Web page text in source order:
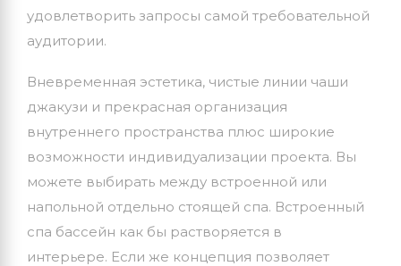
удовлетворить запросы самой требовательной
аудитории.
Вневременная эстетика, чистые линии чаши
джакузи и прекрасная организация
внутреннего пространства плюс широкие
возможности индивидуализации проекта. Вы
можете выбирать между встроенной или
напольной отдельно стоящей спа. Встроенный
спа бассейн как бы растворяется в
интерьере. Если же концепция позволяет